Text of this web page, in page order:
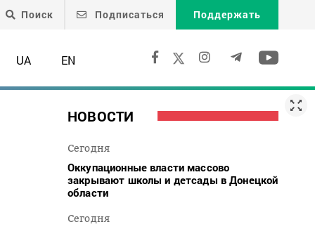
Поиск Подписаться Поддержать
UA EN
НОВОСТИ
Сегодня
Оккупационные власти массово
закрывают школы и детсады в Донецкой
области
Сегодня